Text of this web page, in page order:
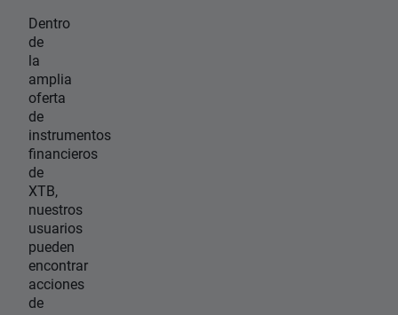
Dentro
de
la
amplia
oferta
de
instrumentos
financieros
de
XTB,
nuestros
usuarios
pueden
encontrar
acciones
de